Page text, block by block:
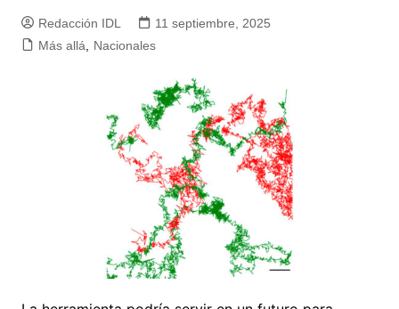
Redacción IDL
11 septiembre, 2025
Más allá, Nacionales